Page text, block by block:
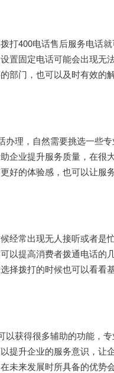
400电话售后服务电话就
置固定电话可能会出现无
部门，也可以及时有效的解
理，自然需要挑选一些
企业提升服务质量，在很
好的体验感，也可以让服
常出现无人接听或者是
以提高消费者拨通电话的
择拨打的时候也可以看看基
获得很多辅助的功能，
提升企业的服务意识，
未来发展时所具备的优势会